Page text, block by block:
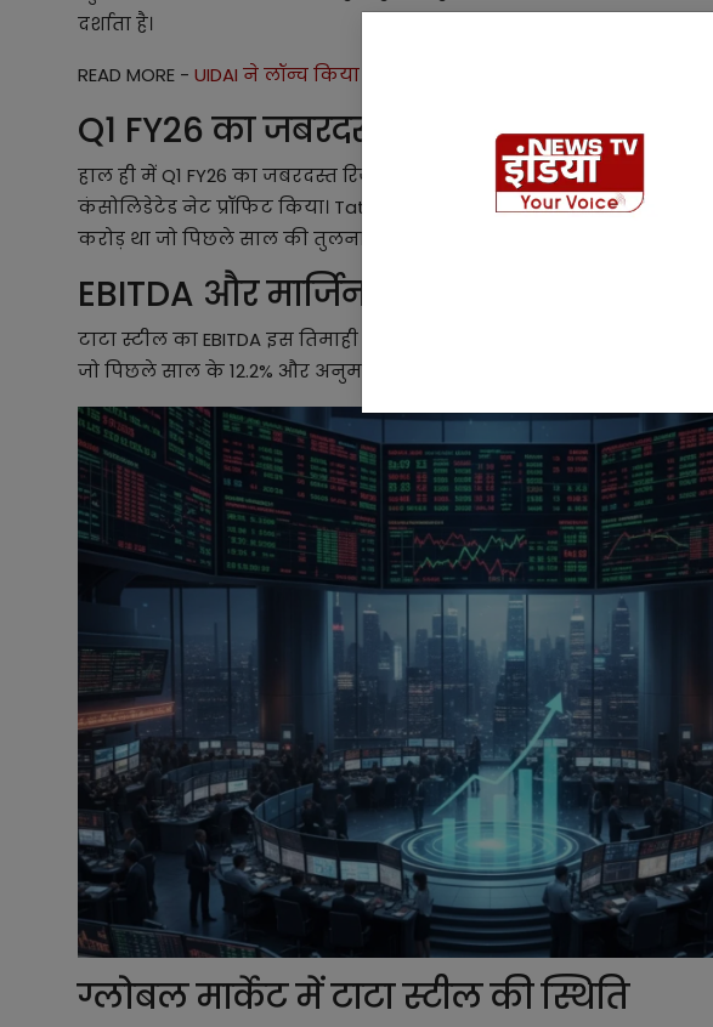
दर्शाता है।
READ MORE - UIDAI ने लॉन्च किया नया e-Aadhaar ऐप , फ्री में घर बैठे
Q1 FY26 का जबरदस्त रिजल्ट
हाल ही में Q1 FY26 का जबरदस्त रिजल्ट सामने आया है। जून 2025 की पहली
कंसोलिडेटेड नेट प्रॉफिट किया। Tata Steel Share में साल दर साल मुनाफा
करोड़ था जो पिछले साल की तुलना में मामूली गिरावट के बावजूद उम्मीद से
EBITDA और मार्जिन में सुधार
टाटा स्टील का EBITDA इस तिमाही में ₹7,427 करोड़ रहा जिसमें 11% की ग्रोथ
जो पिछले साल के 12.2% और अनुमानित 13.7% से ऊपर है। यह कंपनी की
ग्लोबल मार्केट में टाटा स्टील की स्थिति